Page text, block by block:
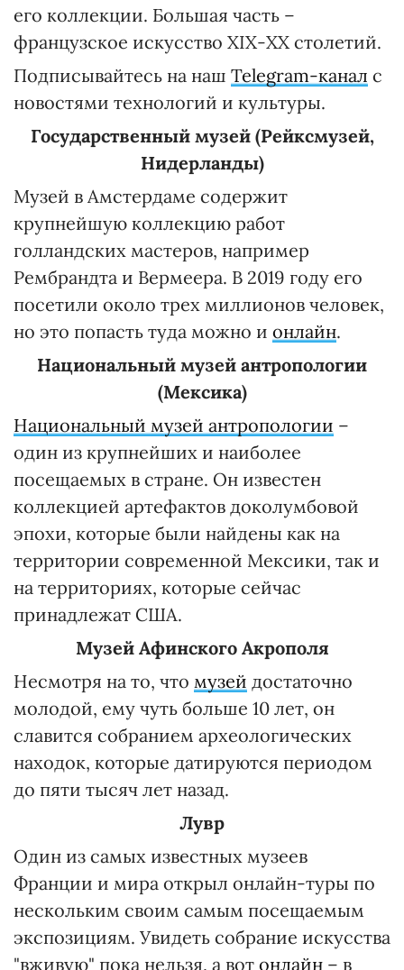
его коллекции. Большая часть –
французское искусство ХІХ-ХХ столетий.
Подписывайтесь на наш Telegram-канал с
новостями технологий и культуры.
Государственный музей (Рейксмузей,
Нидерланды)
Музей в Амстердаме содержит
крупнейшую коллекцию работ
голландских мастеров, например
Рембрандта и Вермеера. В 2019 году его
посетили около трех миллионов человек,
но это попасть туда можно и онлайн.
Национальный музей антропологии
(Мексика)
Национальный музей антропологии –
один из крупнейших и наиболее
посещаемых в стране. Он известен
коллекцией артефактов доколумбовой
эпохи, которые были найдены как на
территории современной Мексики, так и
на территориях, которые сейчас
принадлежат США.
Музей Афинского Акрополя
Несмотря на то, что музей достаточно
молодой, ему чуть больше 10 лет, он
славится собранием археологических
находок, которые датируются периодом
до пяти тысяч лет назад.
Лувр
Один из самых известных музеев
Франции и мира открыл онлайн-туры по
нескольким своим самым посещаемым
экспозициям. Увидеть собрание искусства
"вживую" пока нельзя, а вот онлайн – в